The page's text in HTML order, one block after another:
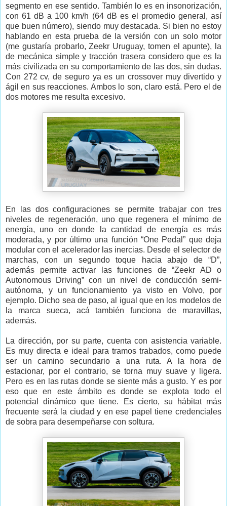
segmento en ese sentido. También lo es en insonorización,
con 61 dB a 100 km/h (64 dB es el promedio general, así
que buen número), siendo muy destacada. Si bien no estoy
hablando en esta prueba de la versión con un solo motor
(me gustaría probarlo, Zeekr Uruguay, tomen el apunte), la
de mecánica simple y tracción trasera considero que es la
más civilizada en su comportamiento de las dos, sin dudas.
Con 272 cv, de seguro ya es un crossover muy divertido y
ágil en sus reacciones. Ambos lo son, claro está. Pero el de
dos motores me resulta excesivo.
En las dos configuraciones se permite trabajar con tres
niveles de regeneración, uno que regenera el mínimo de
energía, uno en donde la cantidad de energía es más
moderada, y por último una función “One Pedal” que deja
modular con el acelerador las inercias. Desde el selector de
marchas, con un segundo toque hacia abajo de “D”,
además permite activar las funciones de “Zeekr AD o
Autonomous Driving” con un nivel de conducción semi-
autónoma, y un funcionamiento ya visto en Volvo, por
ejemplo. Dicho sea de paso, al igual que en los modelos de
la marca sueca, acá también funciona de maravillas,
además.
La dirección, por su parte, cuenta con asistencia variable.
Es muy directa e ideal para tramos trabados, como puede
ser un camino secundario a una ruta. A la hora de
estacionar, por el contrario, se torna muy suave y ligera.
Pero es en las rutas donde se siente más a gusto. Y es por
eso que en este ámbito es donde se explota todo el
potencial dinámico que tiene. Es cierto, su hábitat más
frecuente será la ciudad y en ese papel tiene credenciales
de sobra para desempeñarse con soltura.